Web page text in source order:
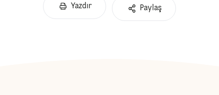
Yazdır Paylaş